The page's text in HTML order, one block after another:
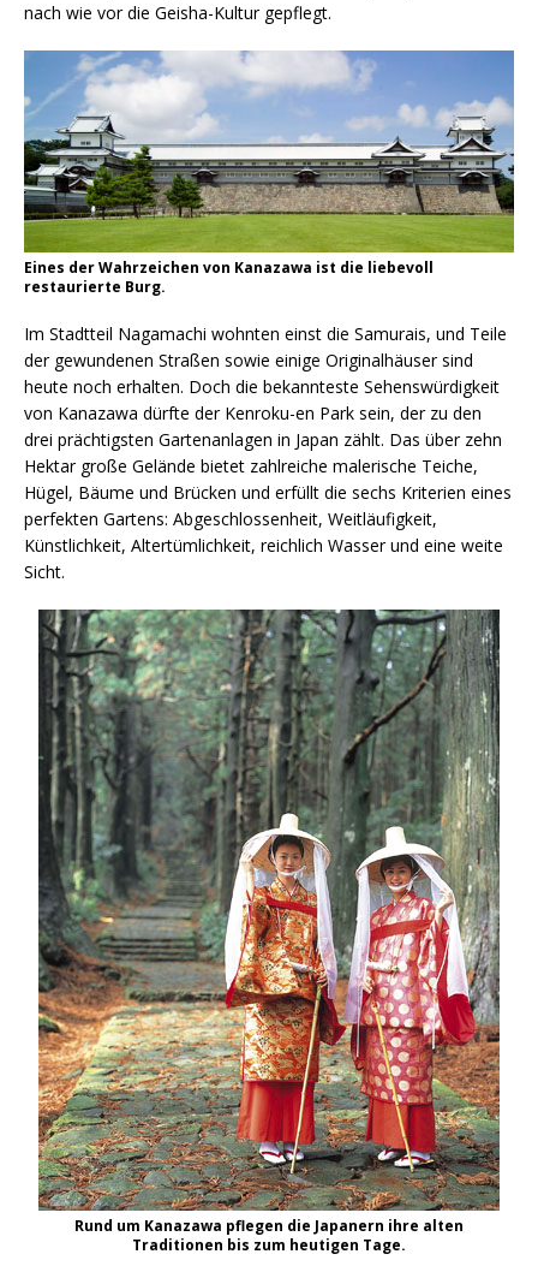
nach wie vor die Geisha-Kultur gepflegt.
Eines der Wahrzeichen von Kanazawa ist die liebevoll
restaurierte Burg.
Im Stadtteil Nagamachi wohnten einst die Samurais, und Teile
der gewundenen Straßen sowie einige Originalhäuser sind
heute noch erhalten. Doch die bekannteste Sehenswürdigkeit
von Kanazawa dürfte der Kenroku-en Park sein, der zu den
drei prächtigsten Gartenanlagen in Japan zählt. Das über zehn
Hektar große Gelände bietet zahlreiche malerische Teiche,
Hügel, Bäume und Brücken und erfüllt die sechs Kriterien eines
perfekten Gartens: Abgeschlossenheit, Weitläufigkeit,
Künstlichkeit, Altertümlichkeit, reichlich Wasser und eine weite
Sicht.
Rund um Kanazawa pflegen die Japanern ihre alten
Traditionen bis zum heutigen Tage.